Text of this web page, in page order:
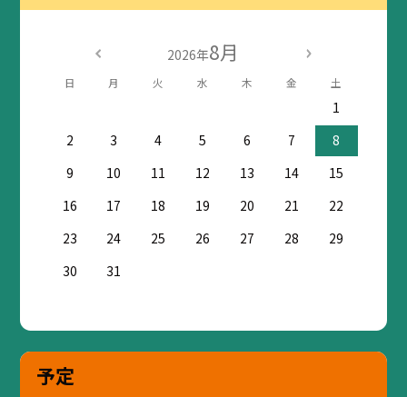
2026年8月
日 月 火 水 木 金 土
1
2
3 4 5 6 7
8
9
10 11 12 13 14
15
16
17 18 19 20 21
22
23
24 25 26 27 28
29
30
31
予定